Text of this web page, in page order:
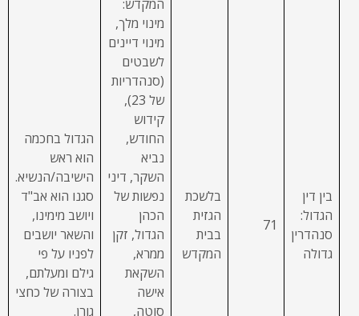
בין דין
הגדול:
סנהדרין
גדולה
71
בלשכת
הגזית
בבית
המקדש
המקדש:
מינוי מלך,
מינוי דיינים
לשבטים
(סנהדריות
של 23),
קידוש
החודש,
נביא
השקר, דיני
נפשות של
הכהן
הגדול, זקן
ממרא,
השקאת
אישה
סוטה,
הגדול בחכמה
הוא ראש
הישיבה/הנשיא.
סגנו הוא אב"ד
ויושב מימינו,
והשאר יושבים
לפניו על פי
גילם ומעלתם,
בצורה של כחצי
גורן.